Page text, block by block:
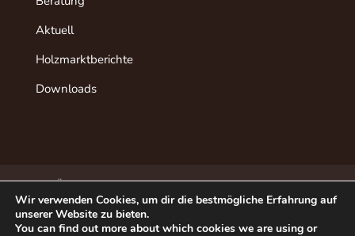
Aktuell
Holzmarktberichte
Downloads
Über dieses Projekt
Der “ideale” Ablauf
Aktuell
Datenschutz
Impressum
Beratung in Ihrer Nähe
Kontakt
Wir verwenden Cookies, um dir die bestmögliche Erfahrung auf
unserer Website zu bieten.
You can find out more about which cookies we are using or